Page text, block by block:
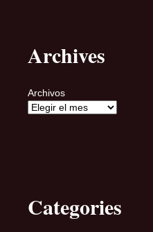
Archives
Archivos
Categories